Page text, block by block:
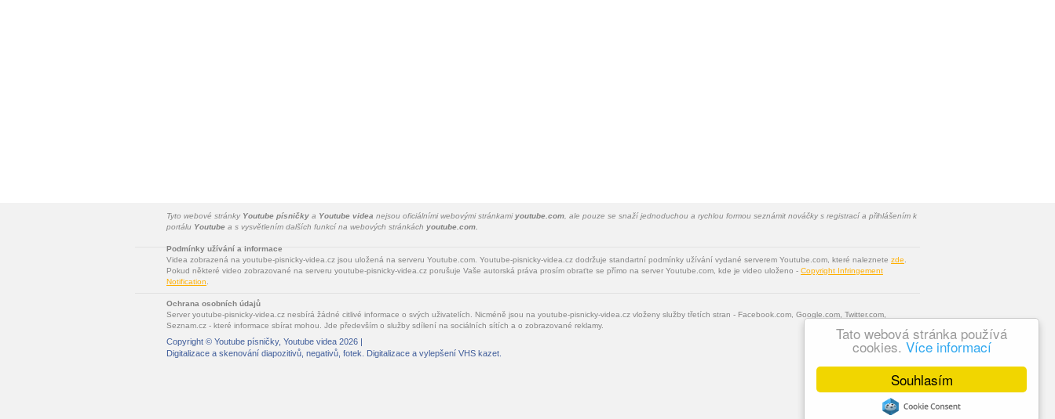
Souhlasím
Tato webová stránka používá
cookies. Více informací
Tyto webové stránky Youtube písničky a Youtube videa nejsou oficiálními webovými stránkamiyoutube.com , ale pouze se snaží jednoduchou a rychlou formou seznámit nováčky s registrací a přihlášením k
portálu Youtube a s vysvětlením dalších funkcí na webových stránkách youtube.com.
Podmínky užívání a informace
Videa zobrazená na youtube-pisnicky-videa.cz jsou uložená na serveru Youtube.com. Youtube-pisnicky-videa.cz dodržuje standartní podmínky užívání vydané serverem Youtube.com, které naleznete zde
Pokud některé video zobrazované na serveru youtube-pisnicky-videa.cz porušuje Vaše autorská práva prosím obraťte se přímo na server Youtube.com, kde je video uloženo - Copyright Infringement
Notification
Ochrana osobních údajů
Server youtube-pisnicky-videa.cz nesbírá žádné citlivé informace o svých uživatelích. Nicméně jsou na youtube-pisnicky-videa.cz vloženy služby třetích stran - Facebook.com, Google.com, Twitter.com,
Seznam.cz - které informace sbírat mohou. Jde především o služby sdílení na sociálních sítích a o zobrazované reklamy.
Copyright © Youtube písničky, Youtube videa 2026 |
Digitalizace a skenování diapozitivů, negativů, fotek . Digitalizace a vylepšení VHS kazet.